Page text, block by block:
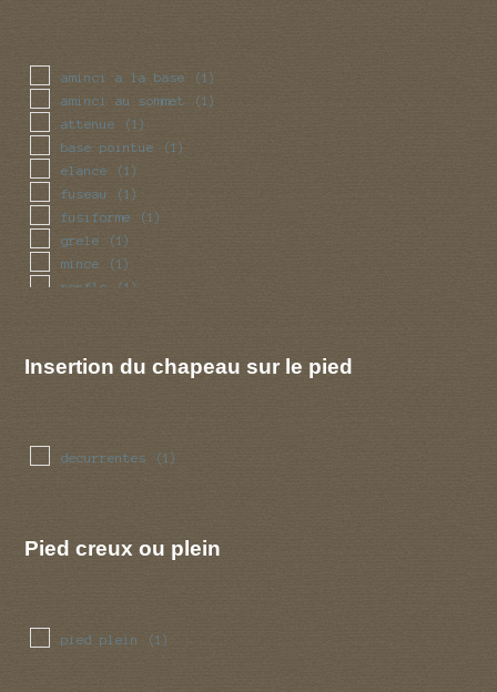
aminci a la base (1)
aminci au sommet (1)
attenue (1)
base pointue (1)
elance (1)
fuseau (1)
fusiforme (1)
grele (1)
mince (1)
renfle (1)
Insertion du chapeau sur le pied
decurrentes (1)
Pied creux ou plein
pied plein (1)